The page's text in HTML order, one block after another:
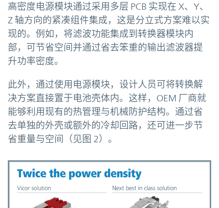
高密度电源模块通过采用多层 PCB 实现在 X、Y、
Z 轴方向的紧凑组件集成，这是分立式方案难以实
现的。例如，将滤波功能集成到转换器模块内
部，可节省空间并通过省去笨重的输出滤波器提
升功率密度。
此外，通过使用电源模块，设计人员可将转换解
决方案直接置于电池壳体内。这样，OEM 厂商就
能够利用现有的热管理与机械防护结构。通过省
去单独的外壳或额外的冷却回路，还可进一步节
省重量与空间（见图 2）。